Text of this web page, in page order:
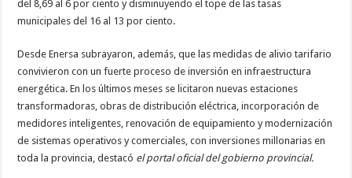
del 8,69 al 6 por ciento y disminuyendo el tope de las tasas
municipales del 16 al 13 por ciento.
Desde Enersa subrayaron, además, que las medidas de alivio tarifario
convivieron con un fuerte proceso de inversión en infraestructura
energética. En los últimos meses se licitaron nuevas estaciones
transformadoras, obras de distribución eléctrica, incorporación de
medidores inteligentes, renovación de equipamiento y modernización
de sistemas operativos y comerciales, con inversiones millonarias en
toda la provincia, destacó el portal oficial del gobierno provincial.